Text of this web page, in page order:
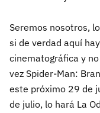
Seremos nosotros,
si de verdad aquí
cinematográfica y
vez Spider-Man:
este próximo 29 de
de julio, lo hará La